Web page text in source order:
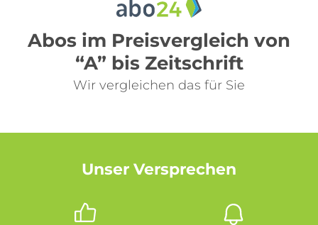
Abos im Preisvergleich von
“A” bis Zeitschrift
Wir vergleichen das für Sie
Unser Versprechen